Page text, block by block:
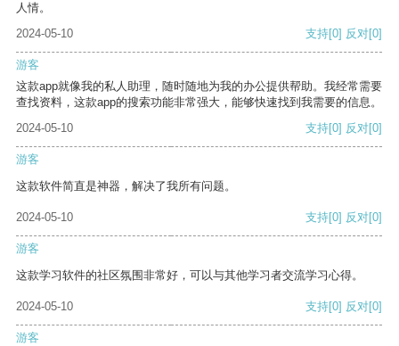
人情。
2024-05-10
支持[0] 反对[0]
游客
这款app就像我的私人助理，随时随地为我的办公提供帮助。我经常需要
查找资料，这款app的搜索功能非常强大，能够快速找到我需要的信息。
2024-05-10
支持[0] 反对[0]
游客
这款软件简直是神器，解决了我所有问题。
2024-05-10 支持[0] 反对[0]
游客
这款学习软件的社区氛围非常好，可以与其他学习者交流学习心得。
2024-05-10 支持[0] 反对[0]
游客